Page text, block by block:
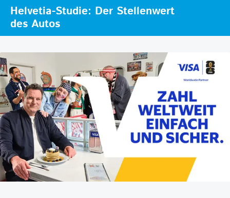
Helvetia-Studie: Der Stellenwert
des Autos